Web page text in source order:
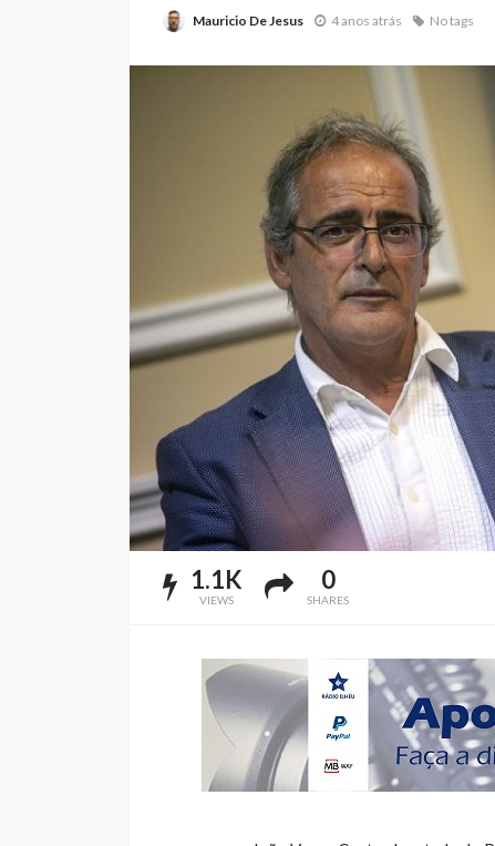
Mauricio De Jesus 4 anos atrás No tags
1.1K
VIEWS
0
SHARES